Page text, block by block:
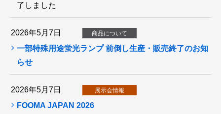
了しました
2026年5月7日 商品について
一部特殊用途蛍光ランプ 前倒し生産・販売終了のお知
らせ
2026年5月7日 展示会情報
FOOMA JAPAN 2026